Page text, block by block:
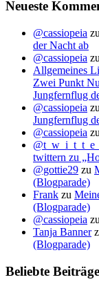
Neueste
@cassiopeia zu
der Nacht ab
@cassiopeia zu
Allgemeines
Zwei Punkt
Jungfernflug
@cassiopeia zu
Jungfernflug
@cassiopeia zu
twittern zu
@gottie29 zu
(Blogparade)
Frank zu
(Blogparade)
@cassiopeia zu
Tanja Banner
(Blogparade)
Beliebte Beiträge